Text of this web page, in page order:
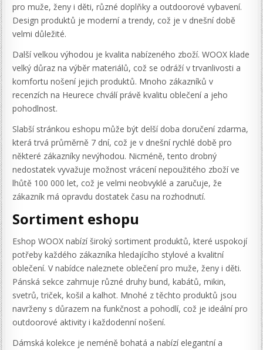
pro muže, ženy i děti, různé doplňky a outdoorové vybavení.
Design produktů je moderní a trendy, což je v dnešní době
velmi důležité.
Další velkou výhodou je kvalita nabízeného zboží. WOOX klade
velký důraz na výběr materiálů, což se odráží v trvanlivosti a
komfortu nošení jejich produktů. Mnoho zákazníků v
recenzích na Heurece chválí právě kvalitu oblečení a jeho
pohodlnost.
Slabší stránkou eshopu může být delší doba doručení zdarma,
která trvá průměrně 7 dní, což je v dnešní rychlé době pro
některé zákazníky nevýhodou. Nicméně, tento drobný
nedostatek vyvažuje možnost vrácení nepoužitého zboží ve
lhůtě 100 000 let, což je velmi neobvyklé a zaručuje, že
zákazník má opravdu dostatek času na rozhodnutí.
Sortiment eshopu
Eshop WOOX nabízí široký sortiment produktů, které uspokojí
potřeby každého zákazníka hledajícího stylové a kvalitní
oblečení. V nabídce naleznete oblečení pro muže, ženy i děti.
Pánská sekce zahrnuje různé druhy bund, kabátů, mikin,
svetrů, triček, košil a kalhot. Mnohé z těchto produktů jsou
navrženy s důrazem na funkčnost a pohodlí, což je ideální pro
outdoorové aktivity i každodenní nošení.
Dámská kolekce je neméně bohatá a nabízí elegantní a